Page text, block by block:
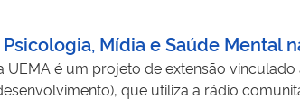
Mídia e Saúde Mental
UEMA é um projeto de extensão
que utiliza a rádio